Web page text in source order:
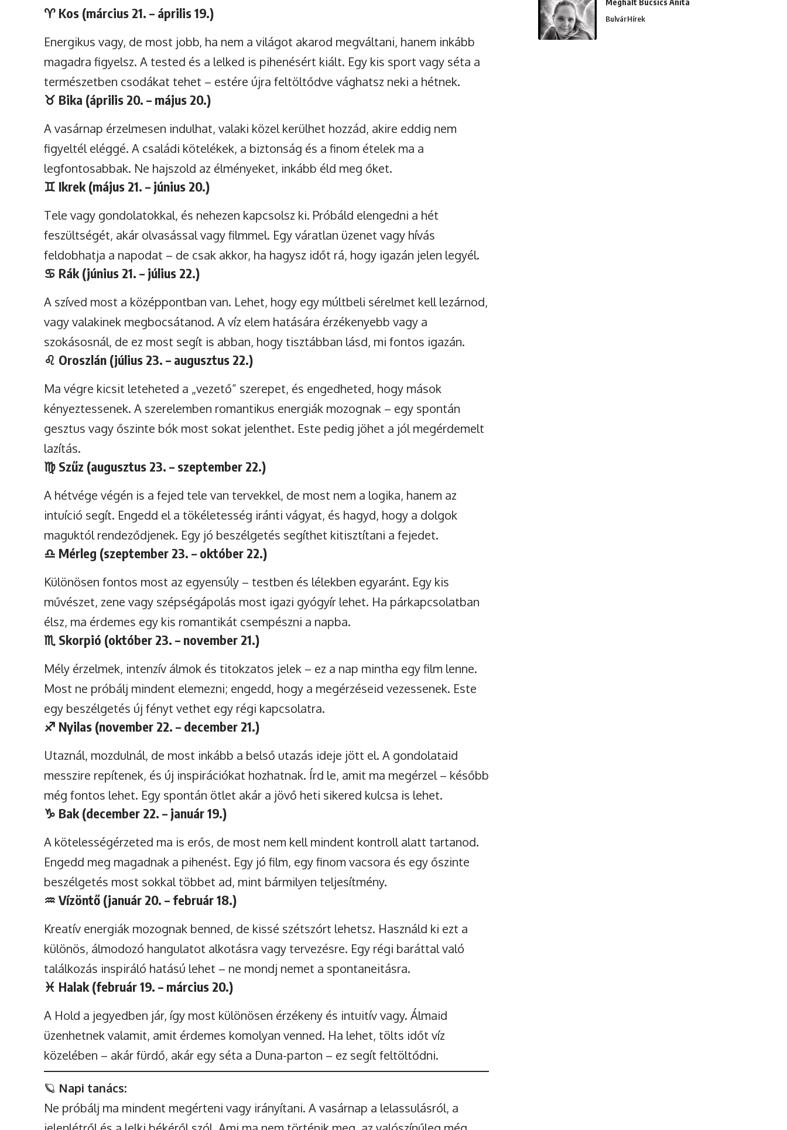
♈ Kos (március 21. – április 19.)
Energikus vagy, de most jobb, ha nem a világot akarod megváltani, hanem inkább
magadra figyelsz. A tested és a lelked is pihenésért kiált. Egy kis sport vagy séta a
természetben csodákat tehet – estére újra feltöltődve vághatsz neki a hétnek.
♉ Bika (április 20. – május 20.)
A vasárnap érzelmesen indulhat, valaki közel kerülhet hozzád, akire eddig nem
figyeltél eléggé. A családi kötelékek, a biztonság és a finom ételek ma a
legfontosabbak. Ne hajszold az élményeket, inkább éld meg őket.
♊ Ikrek (május 21. – június 20.)
Tele vagy gondolatokkal, és nehezen kapcsolsz ki. Próbáld elengedni a hét
feszültségét, akár olvasással vagy filmmel. Egy váratlan üzenet vagy hívás
feldobhatja a napodat – de csak akkor, ha hagysz időt rá, hogy igazán jelen legyél.
♋ Rák (június 21. – július 22.)
A szíved most a középpontban van. Lehet, hogy egy múltbeli sérelmet kell lezárnod,
vagy valakinek megbocsátanod. A víz elem hatására érzékenyebb vagy a
szokásosnál, de ez most segít is abban, hogy tisztábban lásd, mi fontos igazán.
♌ Oroszlán (július 23. – augusztus 22.)
Ma végre kicsit leteheted a „vezető” szerepet, és engedheted, hogy mások
kényeztessenek. A szerelemben romantikus energiák mozognak – egy spontán
gesztus vagy őszinte bók most sokat jelenthet. Este pedig jöhet a jól megérdemelt
lazítás.
♍ Szűz (augusztus 23. – szeptember 22.)
A hétvége végén is a fejed tele van tervekkel, de most nem a logika, hanem az
intuíció segít. Engedd el a tökéletesség iránti vágyat, és hagyd, hogy a dolgok
maguktól rendeződjenek. Egy jó beszélgetés segíthet kitisztítani a fejedet.
♎ Mérleg (szeptember 23. – október 22.)
Különösen fontos most az egyensúly – testben és lélekben egyaránt. Egy kis
művészet, zene vagy szépségápolás most igazi gyógyír lehet. Ha párkapcsolatban
élsz, ma érdemes egy kis romantikát csempészni a napba.
♏ Skorpió (október 23. – november 21.)
Mély érzelmek, intenzív álmok és titokzatos jelek – ez a nap mintha egy film lenne.
Most ne próbálj mindent elemezni; engedd, hogy a megérzéseid vezessenek. Este
egy beszélgetés új fényt vethet egy régi kapcsolatra.
♐ Nyilas (november 22. – december 21.)
Utaznál, mozdulnál, de most inkább a belső utazás ideje jött el. A gondolataid
messzire repítenek, és új inspirációkat hozhatnak. Írd le, amit ma megérzel – később
még fontos lehet. Egy spontán ötlet akár a jövő heti sikered kulcsa is lehet.
♑ Bak (december 22. – január 19.)
A kötelességérzeted ma is erős, de most nem kell mindent kontroll alatt tartanod.
Engedd meg magadnak a pihenést. Egy jó film, egy finom vacsora és egy őszinte
beszélgetés most sokkal többet ad, mint bármilyen teljesítmény.
♒Vízöntő (január 20. – február 18.)
Kreatív energiák mozognak benned, de kissé szétszórt lehetsz. Használd ki ezt a
különös, álmodozó hangulatot alkotásra vagy tervezésre. Egy régi baráttal való
találkozás inspiráló hatású lehet – ne mondj nemet a spontaneitásra.
♓ Halak (február 19. – március 20.)
A Hold a jegyedben jár, így most különösen érzékeny és intuitív vagy. Álmaid
üzenhetnek valamit, amit érdemes komolyan venned. Ha lehet, tölts időt víz
közelében – akár fürdő, akár egy séta a Duna-parton – ez segít feltöltődni.
🪐 Napi tanács:
Ne próbálj ma mindent megérteni vagy irányítani. A vasárnap a lelassulásról, a
Meghalt Bucsics Anita
BulvárHírek